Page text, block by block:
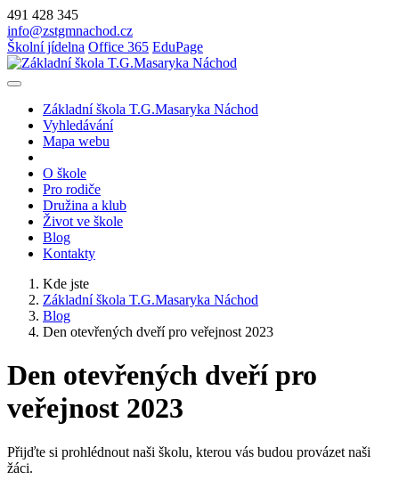
491 428 345
info@zstgmnachod.cz
Školní jídelna Office 365 EduPage
Základní škola T.G.Masaryka Náchod
Vyhledávání
Mapa webu
O škole
Pro rodiče
Družina a klub
Život ve škole
Blog
Kontakty
Kde jste
Základní škola T.G.Masaryka Náchod
Blog
Den otevřených dveří pro veřejnost 2023
Den otevřených dveří pro
veřejnost 2023
Přijďte si prohlédnout naši školu, kterou vás budou provázet naši
žáci.